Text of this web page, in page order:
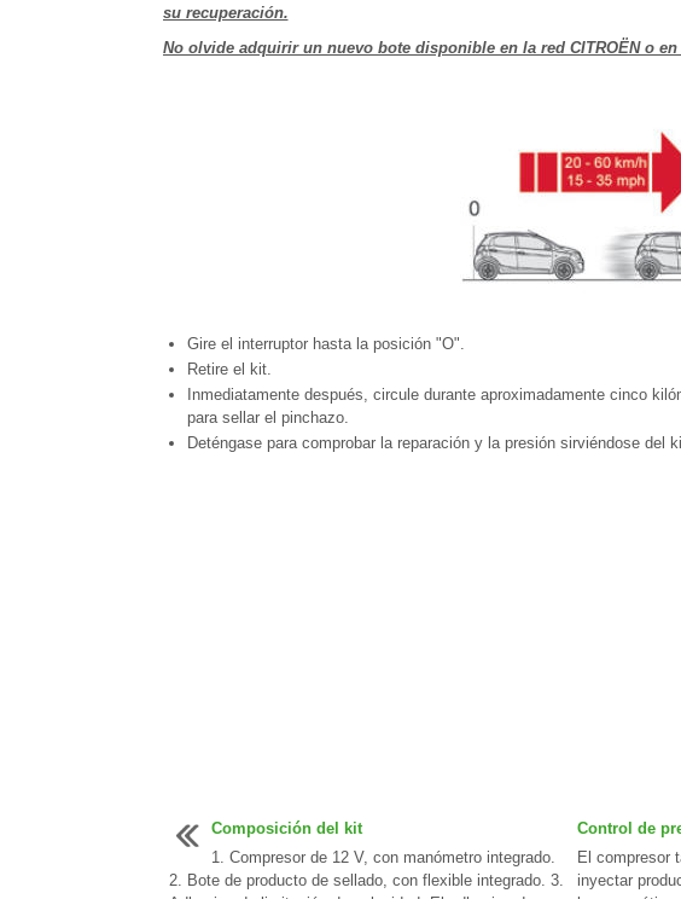
su recuperación.
No olvide adquirir un nuevo bote disponible en la red CITROËN o
Gire el interruptor hasta la posición "O".
Retire el kit.
Inmediatamente después, circule durante aproximadamente cinco
para sellar el pinchazo.
Deténgase para comprobar la reparación y la presión sirviéndose del
Composición del kit
1. Compresor de 12 V, con manómetro integrado.
2. Bote de producto de sellado, con flexible integrado. 3.
Control de
El compresor
inyectar